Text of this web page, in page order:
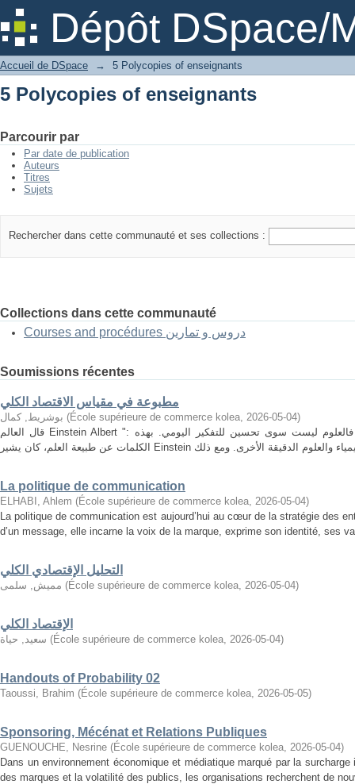
Dépôt DSpace/
5 Polycopies of enseignants
Accueil de DSpace → 5 Polycopies of enseignants
5 Polycopies of enseignants
Parcourir par
Par date de publication
Auteurs
Titres
Sujets
Rechercher dans cette communauté et ses collections :
Collections dans cette communauté
Courses and procédures دروس و تمارين
Soumissions récentes
مطبوعة في مقياس الاقتصاد الكلي
بوشريط, كمال (École supérieure de commerce kolea, 2026-05-04)
قال العالم Einstein Albert ": ان العلم ليس الا صقلا للتفكير اليومي"، فالعلوم ليست سوى تحسين للتفكير اليومي. بهذه
La politique de communication
ELHABI, Ahlem (École supérieure de commerce kolea, 2026-05-04)
La politique de communication est aujourd’hui au cœur de la stratégie des
d’un message, elle incarne la voix de la marque, exprime son identité, ses
التحليل الإقتصادي الكلي
مميش, سلمى (École supérieure de commerce kolea, 2026-05-04)
الإقتصاد الكلي
سعيد, حياة (École supérieure de commerce kolea, 2026-05-04)
Handouts of Probability 02
Taoussi, Brahim (École supérieure de commerce kolea, 2026-05-05)
Sponsoring, Mécénat et Relations Publiques
GUENOUCHE, Nesrine (École supérieure de commerce kolea, 2026-05-04)
Dans un environnement économique et médiatique marqué par la
des marques et la volatilité des publics, les organisations recherchent de